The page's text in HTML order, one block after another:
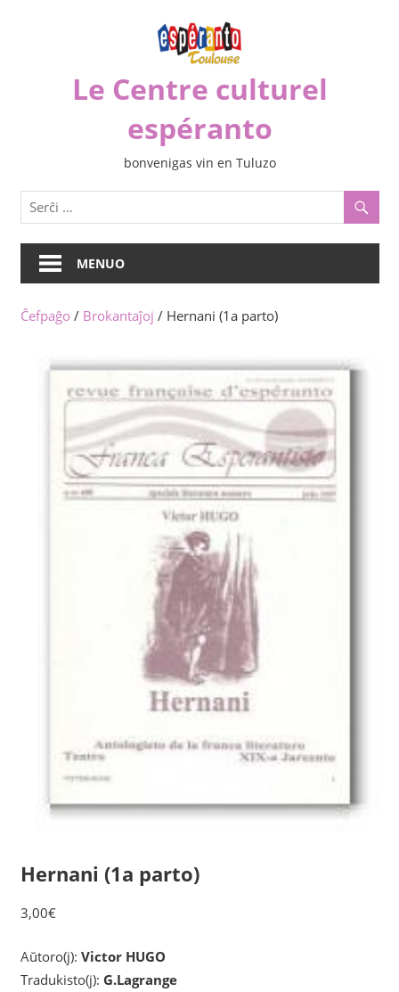
Le Centre culturel
espéranto
bonvenigas vin en Tuluzo
MENUO
Ĉefpaĝo / Brokantaĵoj / Hernani (1a parto)
Hernani (1a parto)
3,00€
Aŭtoro(j): Victor HUGO
Tradukisto(j): G.Lagrange